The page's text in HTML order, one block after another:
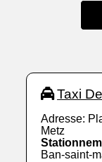
Taxi
Adresse:
Metz
Ban-saint-